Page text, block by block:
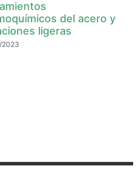
del acero y
ligeras
2023